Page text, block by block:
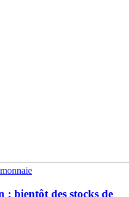
: bientôt des stocks de